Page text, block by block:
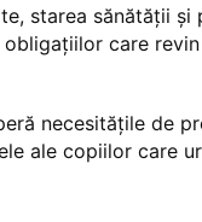
starea sănătăţii
care
necesităţile de
ale copiilor care